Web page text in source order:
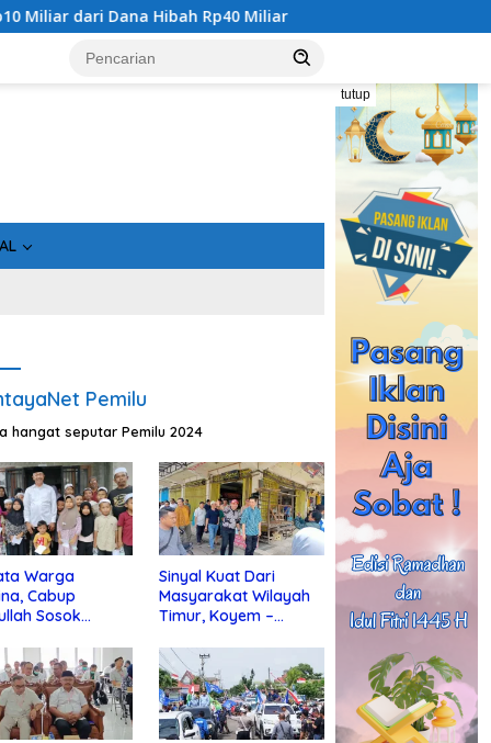
Hibah Rp40 Miliar Gandeng Bidan Sean, SMSI
tutup
Pemilu
hangat seputar Pemilu 2024
Warga
Cabup
Sosok
Sinyal Kuat Dari
Masyarakat Wilayah
Timur, Koyem –
di Kotim